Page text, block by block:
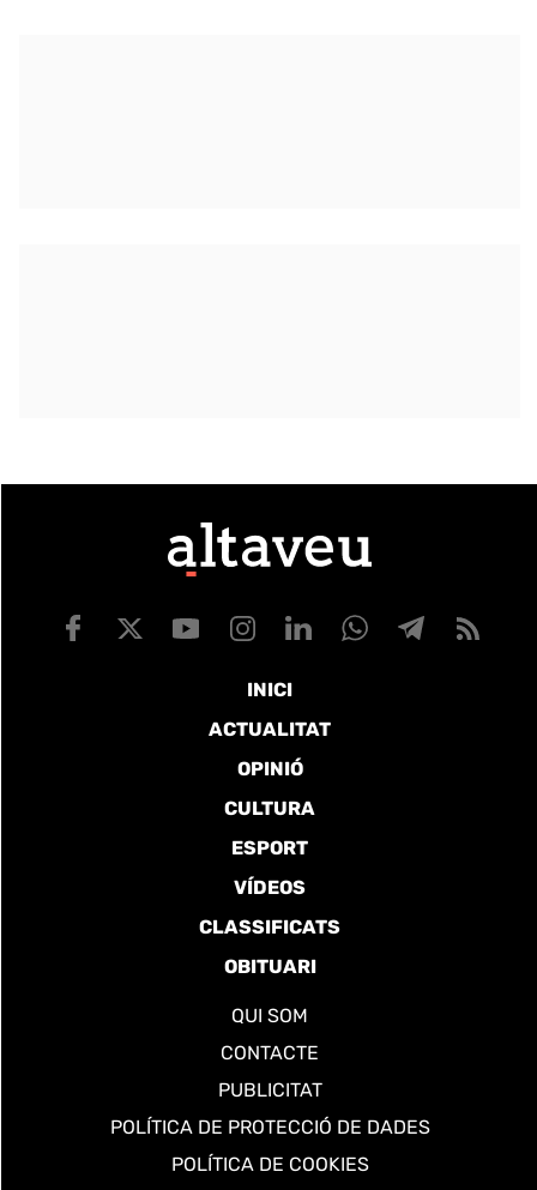
INICI
ACTUALITAT
OPINIÓ
CULTURA
ESPORT
VÍDEOS
CLASSIFICATS
OBITUARI
QUI SOM
CONTACTE
PUBLICITAT
POLÍTICA DE PROTECCIÓ DE DADES
POLÍTICA DE COOKIES